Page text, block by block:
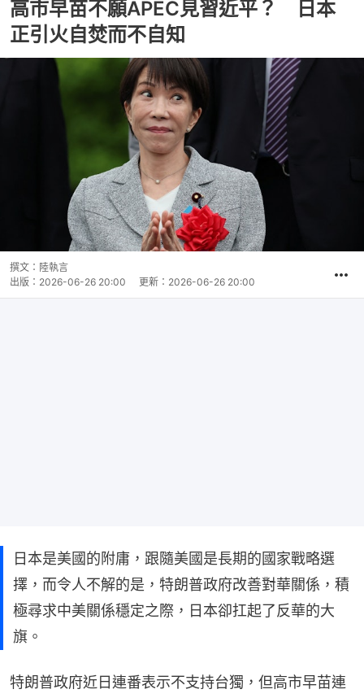
高市早苗不願APEC見習近平？ 日本
正引火自焚而不自知
撰文： 陸執言
出版： 2026-06-26 20:00 更新： 2026-06-26 20:00
日本是美國的附庸，跟隨美國是長期的國家戰略選
擇，而令人不解的是，特朗普政府改善對華關係，積
極尋求中美關係穩定之際，日本卻扛起了反華的大
旗。
特朗普政府近日連番表示不支持台獨，但高市早苗連